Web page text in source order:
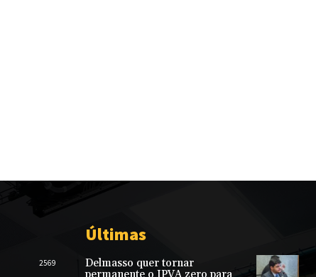
2569
Últimas
Delmasso quer tornar